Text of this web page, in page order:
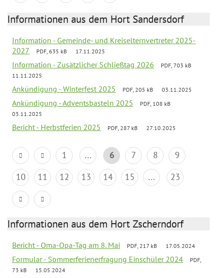
Informationen aus dem Hort Sandersdorf
Information - Gemeinde- und Kreiselternvertreter 2025-
2027
PDF, 635 kB 17.11.2025
Information - Zusätzlicher Schließtag 2026
PDF, 703 kB
11.11.2025
Ankündigung - Winterfest 2025 PDF, 205 kB 03.11.2025
Ankündigung - Adventsbasteln 2025
PDF, 108 kB
03.11.2025
Bericht - Herbstferien 2025 PDF, 287 kB 27.10.2025
1 ... 6 7 8
9
10
11 12 13 14 15 ... 23
Informationen aus dem Hort Zscherndorf
Bericht - Oma-Opa-Tag am 8. Mai PDF, 217 kB 17.05.2024
Formular - Sommerferienerfragung Einschüler 2024
PDF,
73 kB
15.05.2024